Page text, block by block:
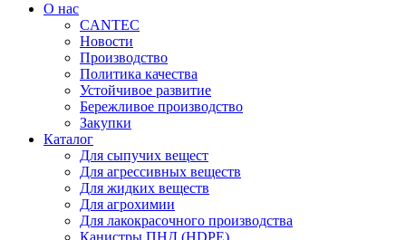
О нас
CANTEC
Новости
Производство
Политика качества
Устойчивое развитие
Бережливое производство
Закупки
Каталог
Для сыпучих вещест
Для агрессивных веществ
Для жидких веществ
Для агрохимии
Для лакокрасочного производства
Канистры ПНД (HDPE)